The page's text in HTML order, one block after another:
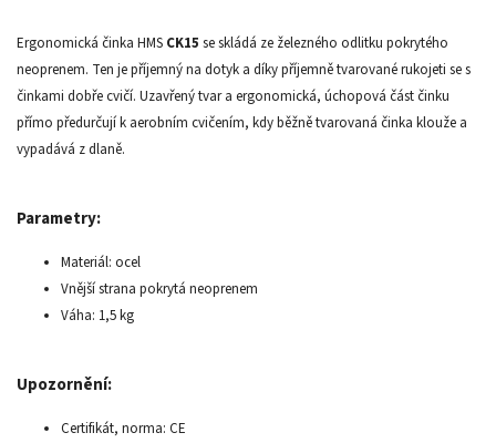
Ergonomická činka HMS CK15 se skládá ze železného odlitku pokrytého
neoprenem. Ten je příjemný na dotyk a díky příjemně tvarované rukojeti se s
činkami dobře cvičí. Uzavřený tvar a ergonomická, úchopová část činku
přímo předurčují k aerobním cvičením, kdy běžně tvarovaná činka klouže a
vypadává z dlaně.
Parametry:
Materiál: ocel
Vnější strana pokrytá neoprenem
Váha: 1,5 kg
Upozornění:
Certifikát, norma: CE